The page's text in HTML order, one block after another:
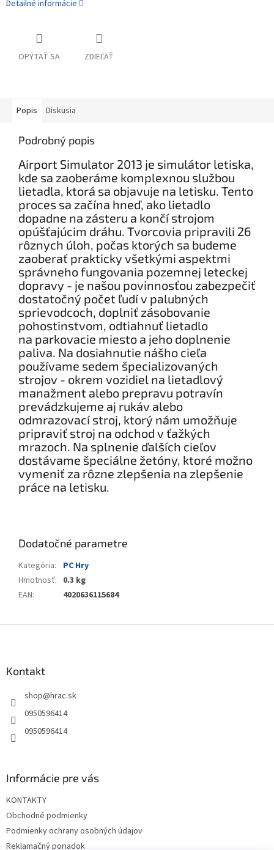
Detailné informácie
OPÝTAŤ SA ZDIEĽAŤ
Popis Diskusia
Podrobný popis
Airport Simulator 2013 je simulátor letiska,
kde sa zaoberáme komplexnou službou
lietadla, ktorá sa objavuje na letisku. Tento
proces sa začína hneď, ako lietadlo
dopadne na zásteru a končí strojom
opúšťajúcim dráhu. Tvorcovia pripravili 26
rôznych úloh, počas ktorých sa budeme
zaoberať prakticky všetkými aspektmi
správneho fungovania pozemnej leteckej
dopravy - je našou povinnosťou zabezpečiť
dostatočný počet ľudí v palubných
sprievodcoch, doplniť zásobovanie
pohostinstvom, odtiahnuť lietadlo
na parkovacie miesto a jeho doplnenie
paliva. Na dosiahnutie nášho cieľa
používame sedem špecializovaných
strojov - okrem vozidiel na lietadlový
manažment alebo prepravu potravín
prevádzkujeme aj rukáv alebo
odmrazovací stroj, ktorý nám umožňuje
pripraviť stroj na odchod v ťažkých
mrazoch. Na splnenie ďalších cieľov
dostávame špeciálne žetóny, ktoré možno
vymeniť za rôzne zlepšenia na zlepšenie
práce na letisku.
Dodatočné parametre
Kategória:
PC Hry
Hmotnosť: 0.3 kg
EAN: 4020636115684
Kontakt
shop@hrac.sk
0950596414
0950596414
Informácie pre vás
KONTAKTY
Obchodné podmienky
Podmienky ochrany osobných údajov
Reklamačný poriadok